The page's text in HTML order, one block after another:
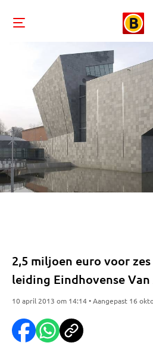
2,5 miljoen euro voor
leiding Eindhovense Van
10 april 2013 om 14:14 • Aangepast 16